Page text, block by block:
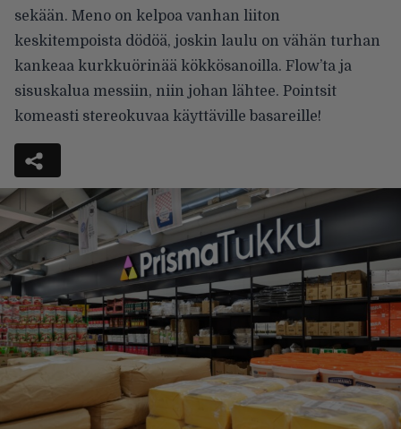
sekään. Meno on kelpoa vanhan liiton
keskitempoista dödöä, joskin laulu on vähän turhan
kankeaa kurkkuörinää kökkösanoilla. Flow’ta ja
sisuskalua messiin, niin johan lähtee. Pointsit
komeasti stereokuvaa käyttäville basareille!